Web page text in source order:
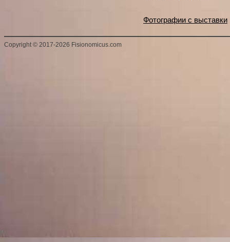
Фотографии с выставки
Copyright © 2017-2026 Fisionomicus.com